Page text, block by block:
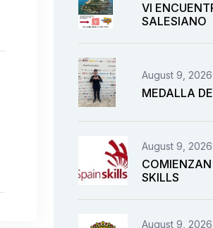
VI
SALESIANO
August 9, 2026
MEDALLA
August 9, 2026
SKILLS
August 9, 2026